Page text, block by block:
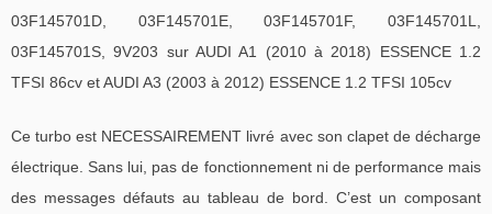
03F145701D, 03F145701E, 03F145701F, 03F145701L,
03F145701S, 9V203 sur AUDI A1 (2010 à 2018) ESSENCE 1.2
TFSI 86cv et AUDI A3 (2003 à 2012) ESSENCE 1.2 TFSI 105cv
Ce turbo est NECESSAIREMENT livré avec son clapet de décharge
électrique. Sans lui, pas de fonctionnement ni de performance mais
des messages défauts au tableau de bord. C’est un composant